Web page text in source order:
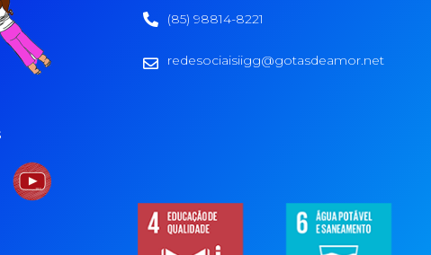
(85) 98814-8221
redesociaisiigg@gotasdeamor.net